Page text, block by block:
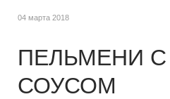
04 марта 2018
ПЕЛЬМЕНИ
СОУСОМ